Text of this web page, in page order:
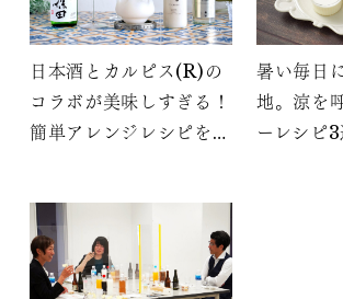
日本酒とカルピス(R)の
コラボが美味しすぎる！
簡単アレンジレシピを紹
暑い毎日
地。涼を
ーレシピ3